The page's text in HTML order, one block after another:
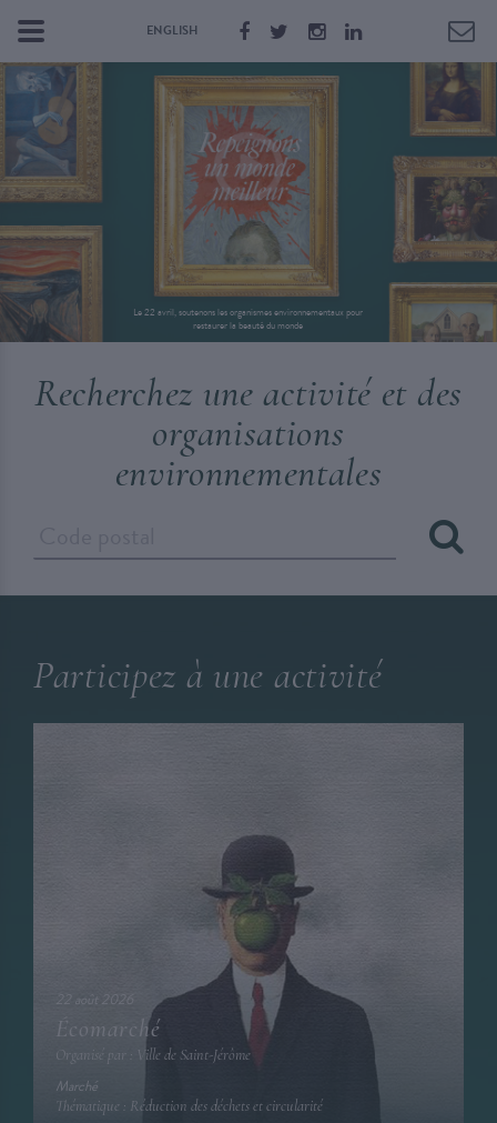
ENGLISH
Le 22 avril, soutenons les organismes environnementaux pour
restaurer la beauté du monde
Recherchez une activité et des
organisations
environnementales
Participez à une activité
22 août 2026
Écomarché
Organisé par : Ville de Saint-Jérôme
Marché
Thématique : Réduction des déchets et circularité